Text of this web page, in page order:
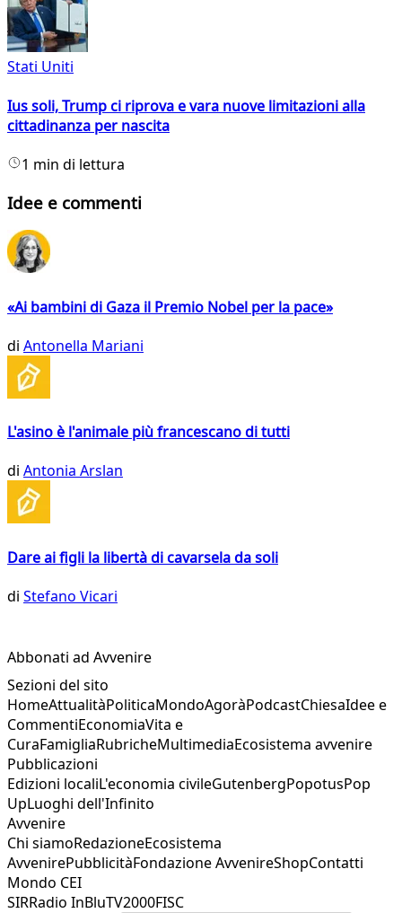
Stati Uniti
Ius soli, Trump ci riprova e vara nuove limitazioni alla
cittadinanza per nascita
1 min di lettura
Idee e commenti
«Ai bambini di Gaza il Premio Nobel per la pace»
di Antonella Mariani
L'asino è l'animale più francescano di tutti
di Antonia Arslan
Dare ai figli la libertà di cavarsela da soli
di Stefano Vicari
Abbonati ad Avvenire
Sezioni del sito
HomeAttualitàPoliticaMondoAgoràPodcastChiesaIdee e
CommentiEconomiaVita e
CuraFamigliaRubricheMultimediaEcosistema avvenire
Pubblicazioni
Edizioni localiL'economia civileGutenbergPopotusPop
UpLuoghi dell'Infinito
Avvenire
Chi siamoRedazioneEcosistema
AvvenirePubblicitàFondazione AvvenireShopContatti
Mondo CEI
SIRRadio InBluTV2000FISC